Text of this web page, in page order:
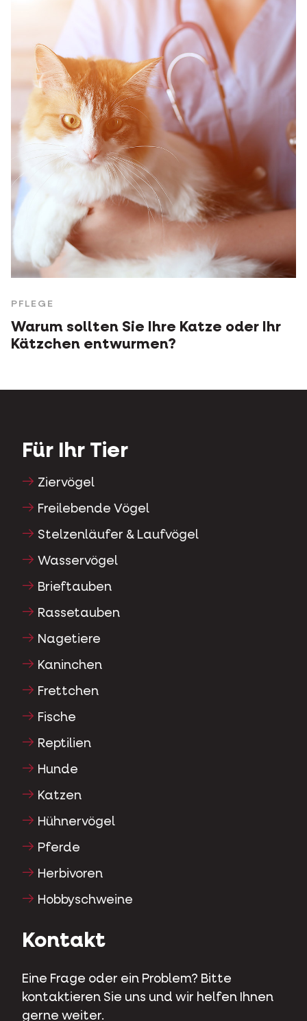
PFLEGE
Warum sollten Sie Ihre Katze oder Ihr
Kätzchen entwurmen?
Für Ihr Tier
Ziervögel
Freilebende Vögel
Stelzenläufer & Laufvögel
Wasservögel
Brieftauben
Rassetauben
Nagetiere
Kaninchen
Frettchen
Fische
Reptilien
Hunde
Katzen
Hühnervögel
Pferde
Herbivoren
Hobbyschweine
Kontakt
Eine Frage oder ein Problem? Bitte
kontaktieren Sie uns und wir helfen Ihnen
gerne weiter.